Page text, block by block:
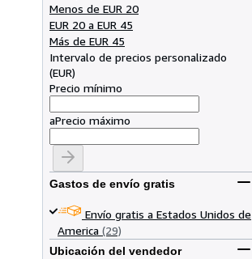
Menos de EUR 20
EUR 20 a EUR 45
Más de EUR 45
Intervalo de precios personalizado
(EUR)
Precio mínimo
aPrecio máximo
Gastos de envío gratis
Envío gratis a Estados Unidos de
America (29)
Ubicación del vendedor